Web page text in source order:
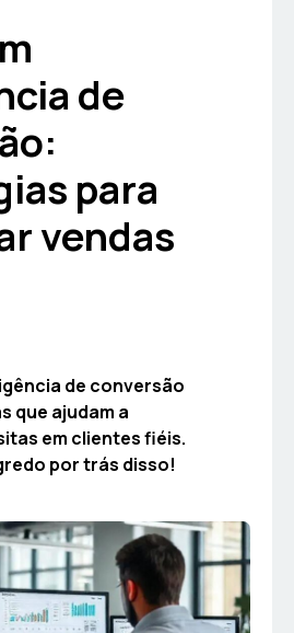
de
para
vendas
de conversão
que ajudam a
em clientes fiéis.
por trás disso!